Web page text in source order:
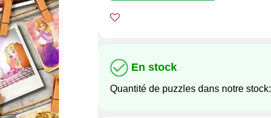
En stock
Quantité de puzzles dans notre stock: